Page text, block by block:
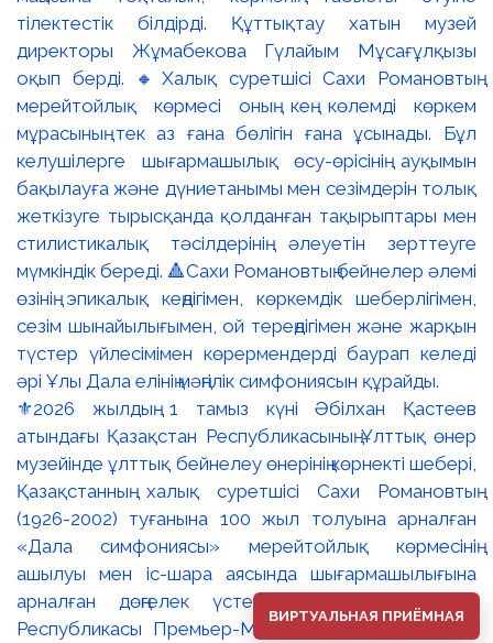
⚜️2026 жылдың 1 тамыз күні Әбілхан Қастеев
атындағы Қазақстан Республикасының Ұлттық өнер
музейінде ұлттық бейнелеу өнерінің көрнекті шебері,
Қазақстанның халық суретшісі Сахи Романовтың
(1926-2002) туғанына 100 жыл толуына арналған
«Дала симфониясы» мерейтойлық көрмесінің
ашылуы мен іс-шара аясында шығармашылығына
арналған дөңгелек үстел өтті. 🔹Қазақстан
Республикасы Премьер-Министрінің орынбасары –
ВИРТУАЛЬНАЯ ПРИЁМНАЯ